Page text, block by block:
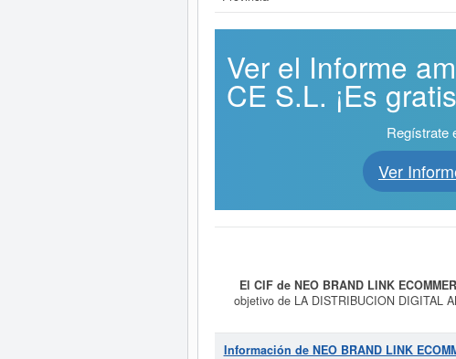
Ver el Informe
CE S.L. ¡Es
Regístrate
Ver
El CIF de NEO BRAND LINK
objetivo de LA DISTRIBUCION DIGITAL
empresa es 4775 - Comercio al por menor
es el 59991300. La empresaNEO
informase a qué subvenciones puede
Información de NEO BRAND LINK